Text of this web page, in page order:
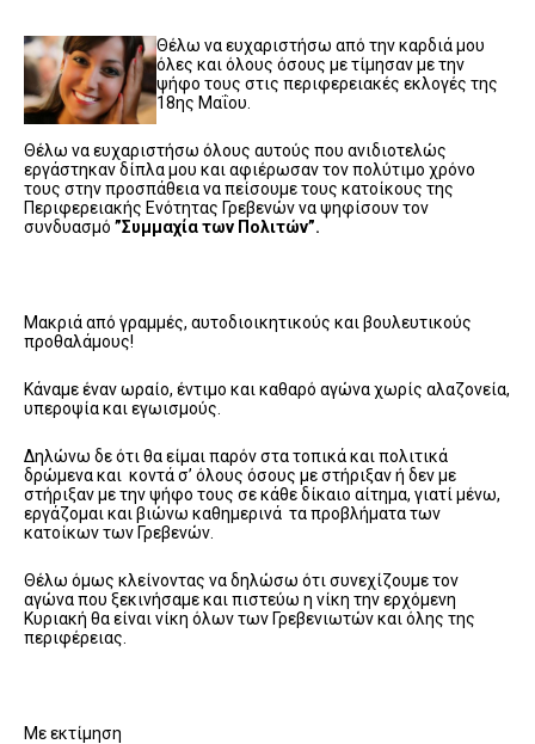
Θέλω να ευχαριστήσω από την καρδιά μου
όλες και όλους όσους με τίμησαν με την
ψήφο τους στις περιφερειακές εκλογές της
18ης Μαΐου.
Θέλω να ευχαριστήσω όλους αυτούς που ανιδιοτελώς
εργάστηκαν δίπλα μου και αφιέρωσαν τον πολύτιμο χρόνο
τους στην προσπάθεια να πείσουμε τους κατοίκους της
Περιφερειακής Ενότητας Γρεβενών να ψηφίσουν τον
συνδυασμό ”Συμμαχία των Πολιτών”.
Μακριά από γραμμές, αυτοδιοικητικούς και βουλευτικούς
προθαλάμους!
Κάναμε έναν ωραίο, έντιμο και καθαρό αγώνα χωρίς αλαζονεία,
υπεροψία και εγωισμούς.
Δηλώνω δε ότι θα είμαι παρόν στα τοπικά και πολιτικά
δρώμενα και κοντά σ’ όλους όσους με στήριξαν ή δεν με
στήριξαν με την ψήφο τους σε κάθε δίκαιο αίτημα, γιατί μένω,
εργάζομαι και βιώνω καθημερινά τα προβλήματα των
κατοίκων των Γρεβενών.
Θέλω όμως κλείνοντας να δηλώσω ότι συνεχίζουμε τον
αγώνα που ξεκινήσαμε και πιστεύω η νίκη την ερχόμενη
Κυριακή θα είναι νίκη όλων των Γρεβενιωτών και όλης της
περιφέρειας.
Με εκτίμηση